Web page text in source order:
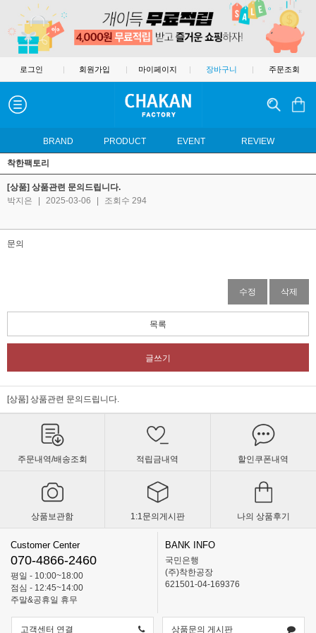
로그인 | 회원가입 | 마이페이지 | 장바구니 | 주문조회
BRAND PRODUCT EVENT REVIEW
착한팩토리
[상품] 상품관련 문의드립니다.
박지은
| 2025-03-06 | 조회수 294
문의
수정 삭제
목록
글쓰기
[상품] 상품관련 문의드립니다.
주문내역/배송조회 적립금내역 할인쿠폰내역
상품보관함 1:1문의게시판 나의 상품후기
Customer Center
070-4866-2460
평일 - 10:00~18:00
점심 - 12:45~14:00
주말&공휴일 휴무
BANK INFO
국민은행
(주)착한공장
621501-04-169376
고객센터 연결 상품문의 게시판